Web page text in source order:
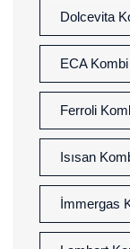
Dolcevita
ECA
Ferroli
Isısan
İmmergas